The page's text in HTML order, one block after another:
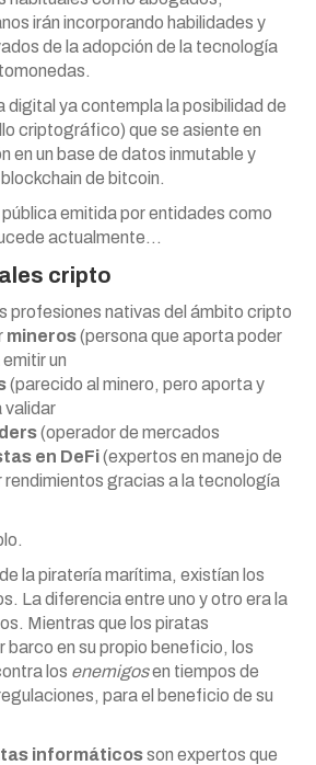
irán incorporando habilidades y
de la adopción de la tecnología
digital ya contempla la posibilidad de
criptográfico) que se asiente en
en un base de datos inmutable y
de bitcoin.
emitida por entidades como
actualmente…
cripto
profesiones nativas del ámbito cripto
mineros(persona que aporta poder
un
(parecido al minero, pero aporta y
validar
(operador de mercados
en DeFi(expertos en manejo de
gracias a la tecnología
la piratería marítima, existían los
La diferencia entre uno y otro era la
Mientras que los piratas
barco en su propio beneficio, los
los enemigosen tiempos de
para el beneficio de su
informáticosson expertos que